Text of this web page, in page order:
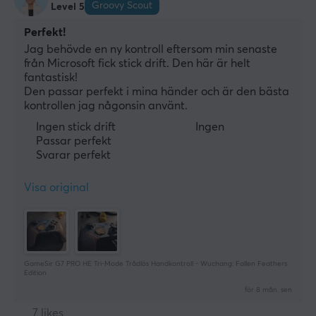
Level 5
Groovy Scout
Perfekt!
Jag behövde en ny kontroll eftersom min senaste
från Microsoft fick stick drift. Den här är helt
fantastisk!
Den passar perfekt i mina händer och är den bästa
kontrollen jag någonsin använt.
Ingen stick drift
Passar perfekt
Svarar perfekt
Ingen
Visa original
GameSir G7 PRO HE Tri-Mode Trådlös Handkontroll - Wuchang: Fallen Feathers
Edition
för 8 mån. sen
7 likes